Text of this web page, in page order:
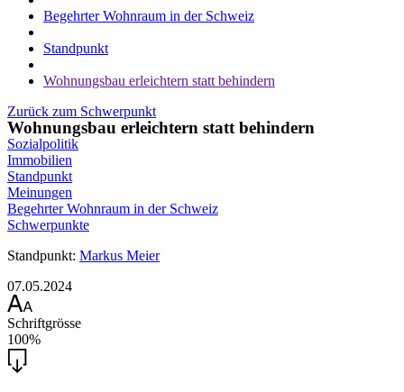
Begehrter Wohnraum in der Schweiz
Standpunkt
Wohnungsbau erleichtern statt behindern
Zurück zum Schwerpunkt
Wohnungsbau erleichtern statt behindern
Sozialpolitik
Immobilien
Standpunkt
Meinungen
Begehrter Wohnraum in der Schweiz
Schwerpunkte
Standpunkt: Markus Meier
07.05.2024
Schriftgrösse
100%